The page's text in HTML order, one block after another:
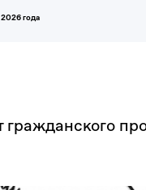
года
гражданского